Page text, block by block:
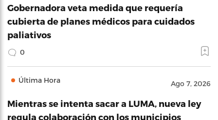
Gobernadora veta medida que requería
cubierta de planes médicos para cuidados
paliativos
0
Última Hora Ago 7, 2026
Mientras se intenta sacar a LUMA, nueva ley
regula colaboración con los municipios